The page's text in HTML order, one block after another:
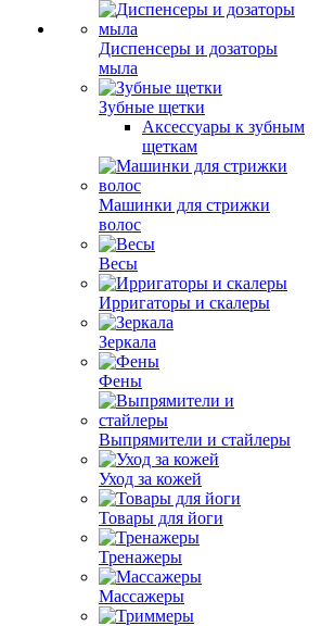
Диспенсеры и дозаторы
мыла
Зубные щетки
Аксессуары к зубным
щеткам
Машинки для стрижки
волос
Весы
Ирригаторы и скалеры
Зеркала
Фены
Выпрямители и стайлеры
Уход за кожей
Товары для йоги
Тренажеры
Массажеры